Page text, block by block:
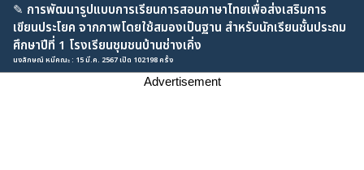
✎ การพัฒนารูปแบบการเรียนการสอนภาษาไทยเพื่อส่งเสริมการ
เขียนประโยค จากภาพโดยใช้สมองเป็นฐาน สำหรับนักเรียนชั้นประถม
ศึกษาปีที่ 1 โรงเรียนชุมชนบ้านช่างเคิ่ง
นงลักษณ์ หมีคณะ : 15 มี.ค. 2567 เปิด 102198 ครั้ง
Advertisement